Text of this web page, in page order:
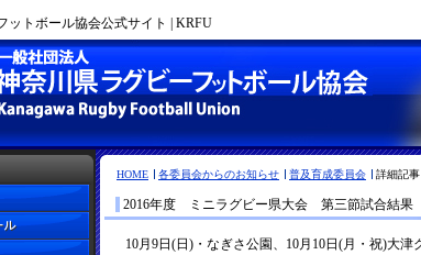
ットボール協会公式サイト | KRFU
HOME 各委員会からのお知らせ 普及育成委員会 詳細記事
2016年度 ミニラグビー県大会 第三節試合結果